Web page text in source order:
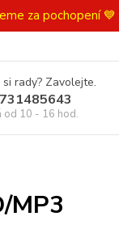
za pochopení 💙
rady? Zavolejte.
od 10 - 16 hod.
MP3